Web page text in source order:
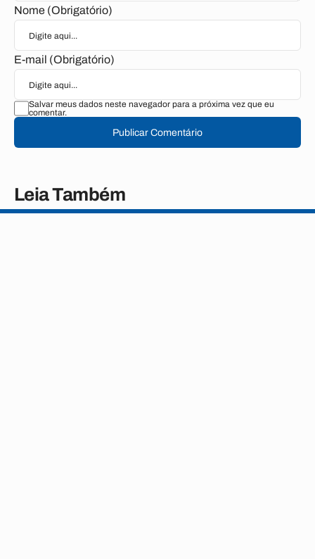
Nome (Obrigatório)
E-mail (Obrigatório)
Salvar meus dados neste navegador para a próxima vez que eu
comentar.
Publicar Comentário
Leia Também